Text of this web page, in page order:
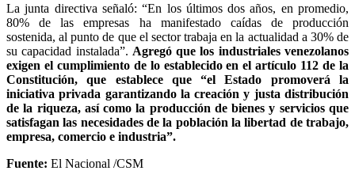
La junta directiva señaló: “En los últimos dos años, en promedio,
80% de las empresas ha manifestado caídas de producción
sostenida, al punto de que el sector trabaja en la actualidad a 30% de
su capacidad instalada”. Agregó que los industriales venezolanos
exigen el cumplimiento de lo establecido en el artículo 112 de la
Constitución, que establece que “el Estado promoverá la
iniciativa privada garantizando la creación y justa distribución
de la riqueza, así como la producción de bienes y servicios que
satisfagan las necesidades de la población la libertad de trabajo,
empresa, comercio e industria”.
Fuente: El Nacional /CSM